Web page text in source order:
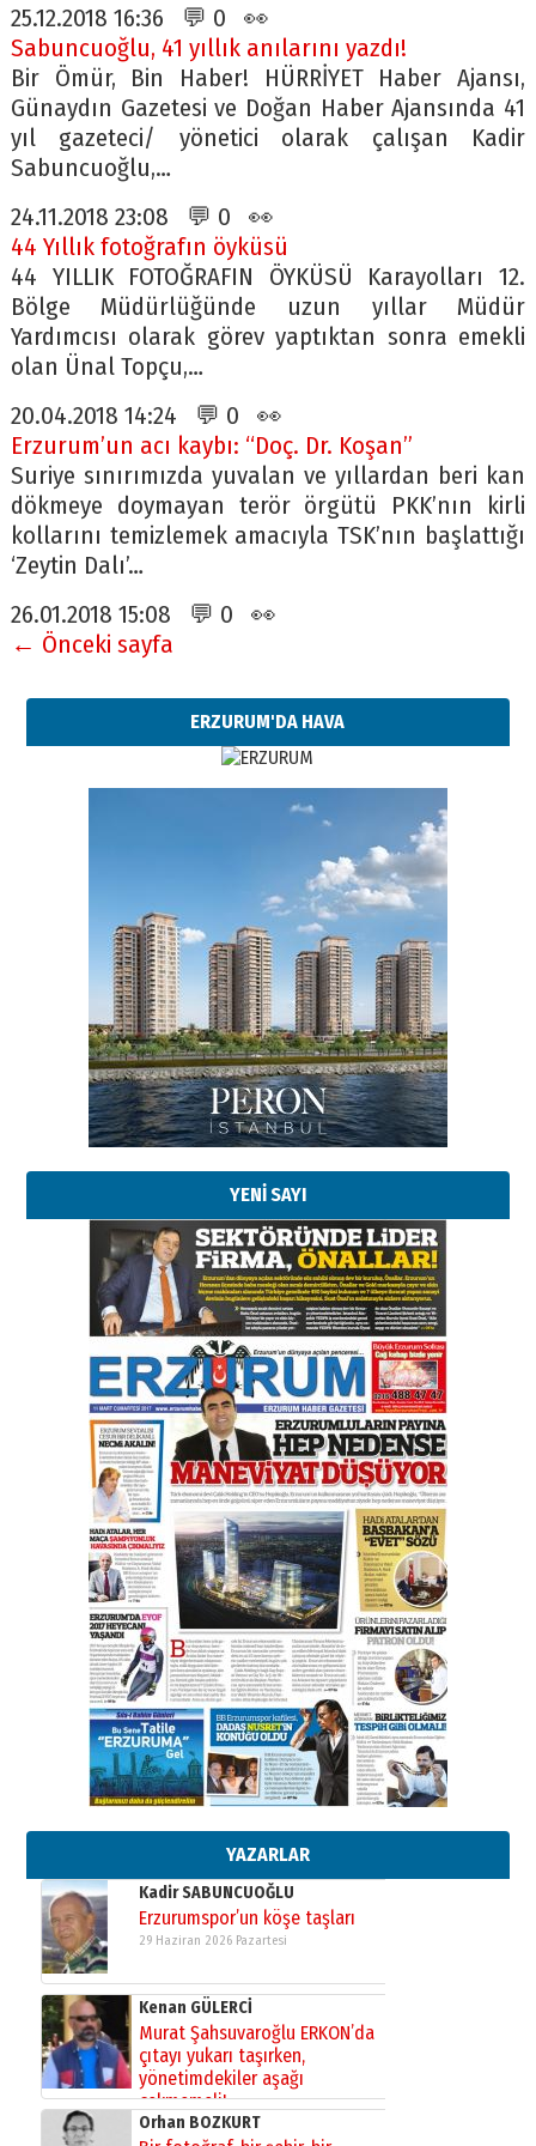
25.12.2018 16:36 💬 0 👀
Sabuncuoğlu, 41 yıllık anılarını yazdı!
Bir Ömür, Bin Haber! HÜRRİYET Haber Ajansı,
Günaydın Gazetesi ve Doğan Haber Ajansında 41
yıl gazeteci/ yönetici olarak çalışan Kadir
Sabuncuoğlu,…
24.11.2018 23:08 💬 0 👀
44 Yıllık fotoğrafın öyküsü
44 YILLIK FOTOĞRAFIN ÖYKÜSÜ Karayolları 12.
Bölge Müdürlüğünde uzun yıllar Müdür
Yardımcısı olarak görev yaptıktan sonra emekli
olan Ünal Topçu,…
20.04.2018 14:24 💬 0 👀
Erzurum’un acı kaybı: “Doç. Dr. Koşan”
Suriye sınırımızda yuvalan ve yıllardan beri kan
dökmeye doymayan terör örgütü PKK’nın kirli
kollarını temizlemek amacıyla TSK’nın başlattığı
‘Zeytin Dalı’…
26.01.2018 15:08 💬 0 👀
← Önceki sayfa
ERZURUM'DA HAVA
YENİ SAYI
YAZARLAR
Esat BİNDESEN
Başkan Sekmen’den Erzurum’a
bir vizyon proje daha!
02 Ağustos 2026 Pazar
Kadir SABUNCUOĞLU
Erzurumspor’un köşe taşları
29 Haziran 2026 Pazartesi
Kenan GÜLERCİ
Murat Şahsuvaroğlu ERKON’da
çıtayı yukarı taşırken,
yönetimdekiler aşağı
çekmemeli!
17 Şubat 2026 SalıOrhan BOZKURT
Bir fotoğraf, bir şehir, bir
gazeteci… Dizginler kimin
elinde?
31 Mart 2026 Salı
A. Berhan Yılmaz
BİR BÖLÜM DEĞİL, BİR ÖMÜR
SEÇİYORSUNUZ… “NEDEN
ATATÜRK ÜNİVERSİTESİ?”
28 Temmuz 2026 Salı
Ahmet Gökhan YAZICI
Ahmed Yesevi’den bir Alperen…
”Reisimiz” idi… Hakka yürüdü.!
26 Mart 2026 Perşembe
Cem Bakırcı
Ardında bıraktığı hatıralarıyla
gönül adamı Faruk Terzioğlu!
13 Mayıs 2026 Çarşamba
Esat BİNDESEN
Başkan Sekmen’den Erzurum’a
02 Ağustos 2026 Pazar
Kadir SABUNCUOĞLU
Erzurumspor’un köşe taşları
29 Haziran 2026 Pazartesi
Kenan GÜLERCİ
Murat Şahsuvaroğlu ERKON’da
çıtayı yukarı taşırken,
yönetimdekiler aşağı
çekmemeli!
17 Şubat 2026 SalıOrhan BOZKURT